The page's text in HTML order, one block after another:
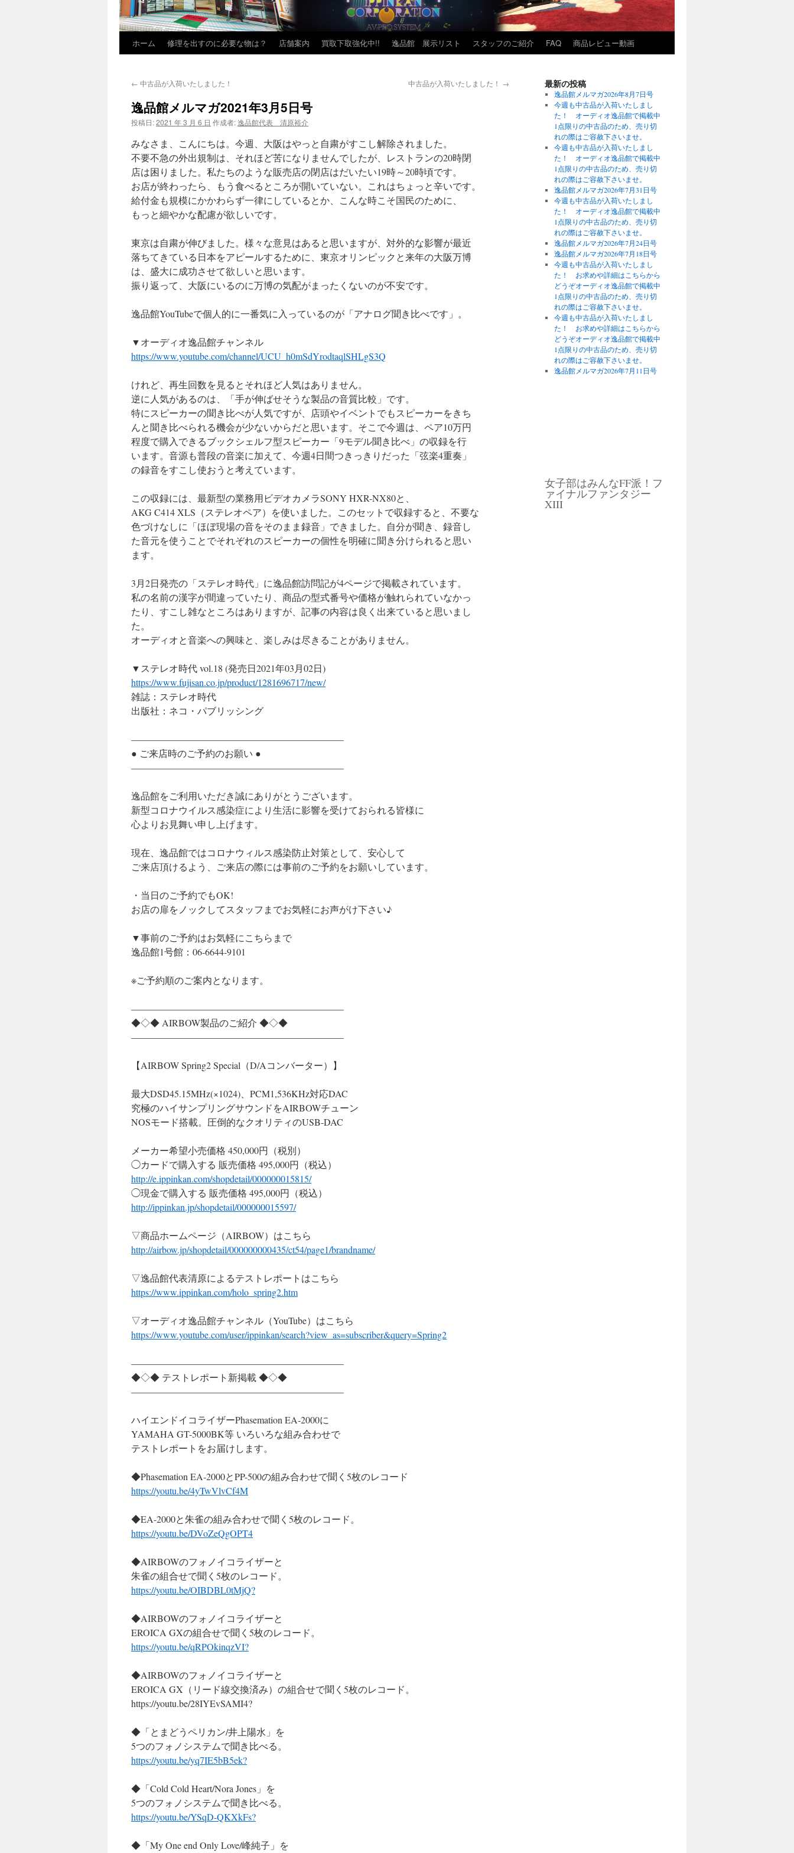
ホーム 修理を出すのに必要な物は？ 店舗案内 買取下取強化中!! 逸品館 展示リスト スタッフのご紹介 FAQ 商品レビュー動画
← 中古品が入荷いたしました！ 中古品が入荷いたしました！ →
逸品館メルマガ2021年3月5日号
投稿日:2021 年 3 月 6 日 作成者:逸品館代表 清原裕介
みなさま、こんにちは。今週、大阪はやっと自粛がすこし解除されました。
不要不急の外出規制は、それほど苦になりませんでしたが、レストランの20時閉
店は困りました。私たちのような販売店の閉店はだいたい19時～20時頃です。
お店が終わったら、もう食べるところが開いていない。これはちょっと辛いです。
給付金も規模にかかわらず一律にしているとか、こんな時こそ国民のために、
もっと細やかな配慮が欲しいです。
東京は自粛が伸びました。様々な意見はあると思いますが、対外的な影響が最近
落ちてきている日本をアピールするために、東京オリンピックと来年の大阪万博
は、盛大に成功させて欲しいと思います。
振り返って、大阪にいるのに万博の気配がまったくないのが不安です。
逸品館YouTubeで個人的に一番気に入っているのが「アナログ聞き比べです」。
▼オーディオ逸品館チャンネル
https://www.youtube.com/channel/UCU_h0mSdYrodtaqlSHLgS3Q
けれど、再生回数を見るとそれほど人気はありません。
逆に人気があるのは、「手が伸ばせそうな製品の音質比較」です。
特にスピーカーの聞き比べが人気ですが、店頭やイベントでもスピーカーをきち
んと聞き比べられる機会が少ないからだと思います。そこで今週は、ペア10万円
程度で購入できるブックシェルフ型スピーカー「9モデル聞き比べ」の収録を行
います。音源も普段の音楽に加えて、今週4日間つきっきりだった「弦楽4重奏」
の録音をすこし使おうと考えています。
この収録には、最新型の業務用ビデオカメラSONY HXR-NX80と、
AKG C414 XLS（ステレオペア）を使いました。このセットで収録すると、不要な
色づけなしに「ほぼ現場の音をそのまま録音」できました。自分が聞き、録音し
た音元を使うことでそれぞれのスピーカーの個性を明確に聞き分けられると思い
ます。
3月2日発売の「ステレオ時代」に逸品館訪問記が4ページで掲載されています。
私の名前の漢字が間違っていたり、商品の型式番号や価格が触れられていなかっ
たり、すこし雑なところはありますが、記事の内容は良く出来ていると思いまし
た。
オーディオと音楽への興味と、楽しみは尽きることがありません。
▼ステレオ時代 vol.18 (発売日2021年03月02日)
https://www.fujisan.co.jp/product/1281696717/new/
雑誌：ステレオ時代
出版社：ネコ・パブリッシング
——————————————————————–
● ご来店時のご予約のお願い ●
——————————————————————–
逸品館をご利用いただき誠にありがとうございます。
新型コロナウイルス感染症により生活に影響を受けておられる皆様に
心よりお見舞い申し上げます。
現在、逸品館ではコロナウィルス感染防止対策として、安心して
ご来店頂けるよう、ご来店の際には事前のご予約をお願いしています。
・当日のご予約でもOK!
お店の扉をノックしてスタッフまでお気軽にお声がけ下さい♪
▼事前のご予約はお気軽にこちらまで
逸品館1号館：06-6644-9101
※ご予約順のご案内となります。
——————————————————————–
◆◇◆ AIRBOW製品のご紹介 ◆◇◆
——————————————————————–
【AIRBOW Spring2 Special（D/Aコンバーター）】
最大DSD45.15MHz(×1024)、PCM1,536KHz対応DAC
究極のハイサンプリングサウンドをAIRBOWチューン
NOSモード搭載。圧倒的なクオリティのUSB-DAC
メーカー希望小売価格 450,000円（税別）
◯カードで購入する 販売価格 495,000円（税込）
http://e.ippinkan.com/shopdetail/000000015815/
◯現金で購入する 販売価格 495,000円（税込）
http://ippinkan.jp/shopdetail/000000015597/
▽商品ホームページ（AIRBOW）はこちら
http://airbow.jp/shopdetail/000000000435/ct54/page1/brandname/
▽逸品館代表清原によるテストレポートはこちら
https://www.ippinkan.com/holo_spring2.htm
▽オーディオ逸品館チャンネル（YouTube）はこちら
https://www.youtube.com/user/ippinkan/search?view_as=subscriber&query=Spring2
——————————————————————–
◆◇◆ テストレポート新掲載 ◆◇◆
——————————————————————–
ハイエンドイコライザーPhasemation EA-2000に
YAMAHA GT-5000BK等 いろいろな組み合わせで
テストレポートをお届けします。
◆Phasemation EA-2000とPP-500の組み合わせで聞く5枚のレコード
https://youtu.be/4yTwVlvCf4M
◆EA-2000と朱雀の組み合わせで聞く5枚のレコード。
https://youtu.be/DVoZeQgOPT4
◆AIRBOWのフォノイコライザーと
朱雀の組合せで聞く5枚のレコード。
https://youtu.be/OIBDBL0tMjQ?
◆AIRBOWのフォノイコライザーと
EROICA GXの組合せで聞く5枚のレコード。
https://youtu.be/qRPOkinqzVI?
◆AIRBOWのフォノイコライザーと
EROICA GX（リード線交換済み）の組合せで聞く5枚のレコード。
https://youtu.be/28IYEvSAMI4?
◆「とまどうペリカン/井上陽水」を
5つのフォノシステムで聞き比べる。
https://youtu.be/yq7IE5bB5ek?
◆「Cold Cold Heart/Nora Jones」を
5つのフォノシステムで聞き比べる。
https://youtu.be/YSqD-QKXkFs?
◆「My One end Only Love/峰純子」を
最新の投稿
逸品館メルマガ2026年8月7日号
今週も中古品が入荷いたしまし
た！ オーディオ逸品館で掲載中
1点限りの中古品のため、売り切
れの際はご容赦下さいませ。
今週も中古品が入荷いたしまし
た！ オーディオ逸品館で掲載中
1点限りの中古品のため、売り切
れの際はご容赦下さいませ。
逸品館メルマガ2026年7月31日号
今週も中古品が入荷いたしまし
た！ オーディオ逸品館で掲載中
1点限りの中古品のため、売り切
れの際はご容赦下さいませ。
逸品館メルマガ2026年7月24日号
逸品館メルマガ2026年7月18日号
今週も中古品が入荷いたしまし
た！ お求めや詳細はこちらから
どうぞオーディオ逸品館で掲載中
1点限りの中古品のため、売り切
れの際はご容赦下さいませ。
今週も中古品が入荷いたしまし
た！ お求めや詳細はこちらから
どうぞオーディオ逸品館で掲載中
1点限りの中古品のため、売り切
れの際はご容赦下さいませ。
逸品館メルマガ2026年7月11日号
女子部はみんなFF派！フ
ァイナルファンタジー
XIII